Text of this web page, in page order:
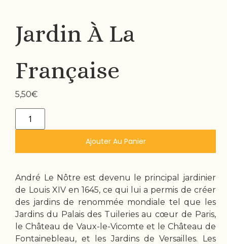
Jardin À La
Française
5,50€
Ajouter Au Panier
André Le Nôtre est devenu le principal jardinier
de Louis XIV en 1645, ce qui lui a permis de créer
des jardins de renommée mondiale tel que les
Jardins du Palais des Tuileries au cœur de Paris,
le Château de Vaux-le-Vicomte et le Château de
Fontainebleau, et les Jardins de Versailles. Les